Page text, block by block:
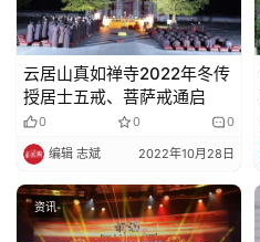
云居山真如禅寺2022年冬传
授居士五戒、菩萨戒通启
0 0 0
编辑 志斌 2022年10月28日
资讯